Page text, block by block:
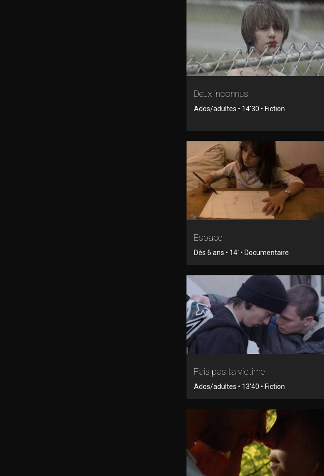
Deux inconnus
Ados/adultes • 14'30 • Fiction
Espace
Dès 6 ans • 14' • Documentaire
Fais pas ta victime
Ados/adultes • 13'40 • Fiction